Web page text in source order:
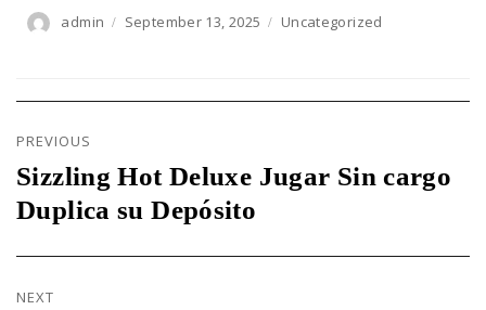
Author
admin
Posted
September 13, 2025 Categories
Uncategorized
navigation
PREVIOUS
Previous
post:
Sizzling Hot Deluxe Jugar Sin cargo
Duplica su Depósito
NEXT